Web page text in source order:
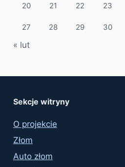
20 21 22 23
27 28 29 30
« lut
Sekcje witryny
O projekcie
Złom
Auto złom